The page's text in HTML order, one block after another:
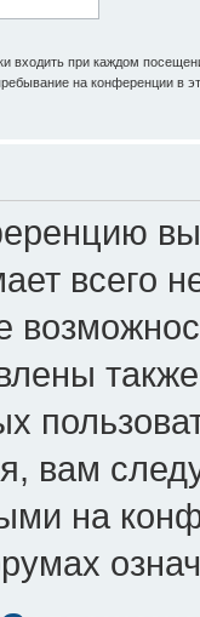
входить при каждом
на конференции в
всего
вам
на